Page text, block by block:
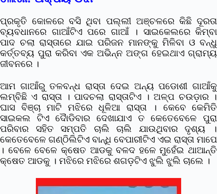
ପ୍ରକୃତି କୋଳରେ ବସି ଥିବା ପଲ୍ଲୀ ଅଞ୍ଚଳରେ କିଛି ଦୂରତା
ବ୍ୟବଧାନରେ ଗାଆଁଟିଏ ପରେ ଗାଆଁ । ସାଇକେଲରେ କିମ୍ବା
ପାଦ ଚଲା ରାସ୍ତାରେ ଯାଇ ପରିଜନ ମାନଙ୍କୁ ମିଳିବା ଓ ବନ୍ଧୁ
କର୍ତ୍ତବ୍ୟ ପୁରା କରିବା ଏକ ଅଭିନ୍ନ ଅଙ୍ଗ ହେଇଥାଏ ଗ୍ରାମ୍ୟ
ଜୀବନରେ ।
ଆମ ଗାଆଁରୁ ତଳବନ୍ଧ ରାସ୍ତା ଦେଇ ଅନ୍ୟ ପଡୋଶୀ ଗାଆଁକୁ
ଲମ୍ବିଛି ଏ ରାସ୍ତା । ପାଦଚଲା ରାସ୍ତାଟିଏ । ଅଳ୍ପ ଚଉଡ଼ାର ।
ଘାସ ବିଞ୍ଚା ମାଟି ମଝିରେ ଧୂଳିଆ ରାସ୍ତା । କେବେ କେମିତି
ସାଇକଲ ଟିଏ ଦୋୖଡିବାର ଦେଖାଯାଏ ତ କେତେବେଳେ ପୁରା
ପରିବାର ସହିତ ସମ୍ପତି ଚାଲି ଚାଲି ଯାଉଥିବାର ଦୃଶ୍ୟ ।
କେତେବେଳେ ଗଣ୍ଠିଲିଟିଏ ବାନ୍ଧି ବେପାରୀଟିଏ ଏଇ ରାସ୍ତା ମାପେ
। ବେଳେ ବେଳେ କ୍ଷେତ ଆଡକୁ ବଳଦ ହଳେ ମୁହେଁଇ ଥାଆନ୍ତି
କ୍ଷେତ ଆଡକୁ । ମଝିରେ ମଝିରେ ଶଗଡ଼ଟିଏ ଝୁଲି ଝୁଲି ଚାଲେ ।